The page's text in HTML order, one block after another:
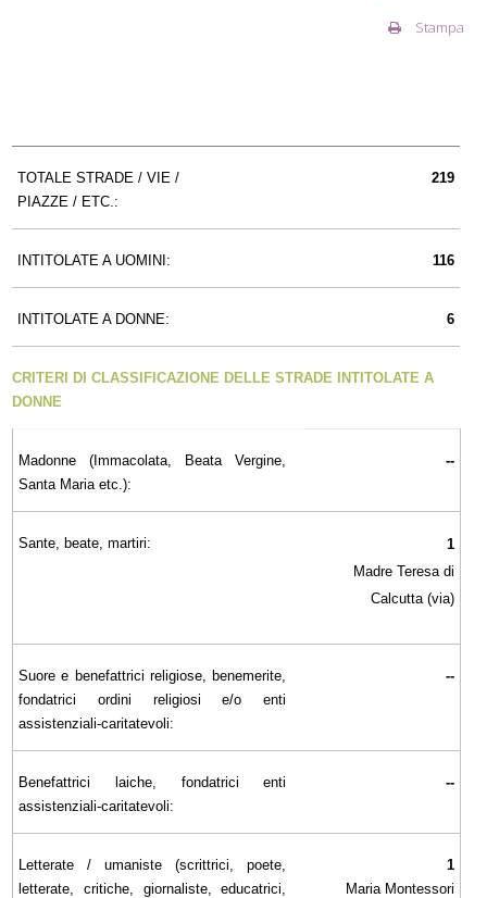
Stampa
TOTALE STRADE / VIE /
PIAZZE / ETC.:
219
INTITOLATE A UOMINI: 116
INTITOLATE A DONNE: 6
CRITERI DI CLASSIFICAZIONE DELLE STRADE INTITOLATE A
DONNE
Madonne (Immacolata, Beata Vergine,
Santa Maria etc.):
--
Sante, beate, martiri:
1
Madre Teresa di
Calcutta (via)
Suore e benefattrici religiose, benemerite,
fondatrici ordini religiosi e/o enti
assistenziali-caritatevoli:
--
Benefattrici laiche, fondatrici enti
assistenziali-caritatevoli:
--
Letterate / umaniste (scrittrici, poete,
letterate, critiche, giornaliste, educatrici,
1
Maria Montessori